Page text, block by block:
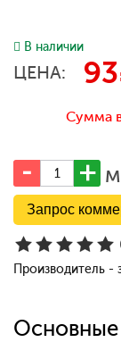
В наличии
ЦЕНА: 93
Сумма
м
Запрос
Производитель -